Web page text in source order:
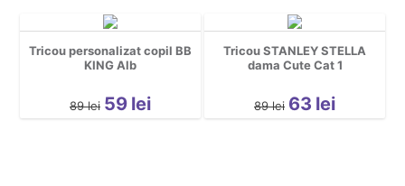
Tricou personalizat copil BB
KING Alb
89 lei 59 lei
Tricou STANLEY STELLA
dama Cute Cat 1
89 lei 63 lei